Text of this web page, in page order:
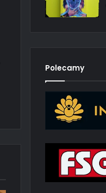
Polecamy